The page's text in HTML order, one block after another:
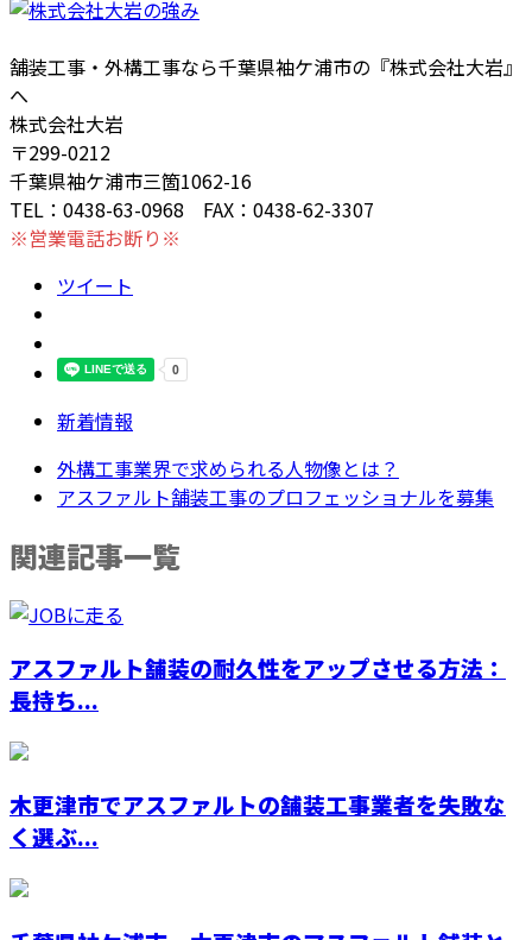
舗装工事・外構工事なら千葉県袖ケ浦市の『株式会社大岩』
へ
株式会社大岩
〒299-0212
千葉県袖ケ浦市三箇1062-16
TEL：0438-63-0968 FAX：0438-62-3307
※営業電話お断り※
ツイート
新着情報
外構工事業界で求められる人物像とは？
アスファルト舗装工事のプロフェッショナルを募集
関連記事一覧
アスファルト舗装の耐久性をアップさせる方法：
長持ち...
木更津市でアスファルトの舗装工事業者を失敗な
く選ぶ...